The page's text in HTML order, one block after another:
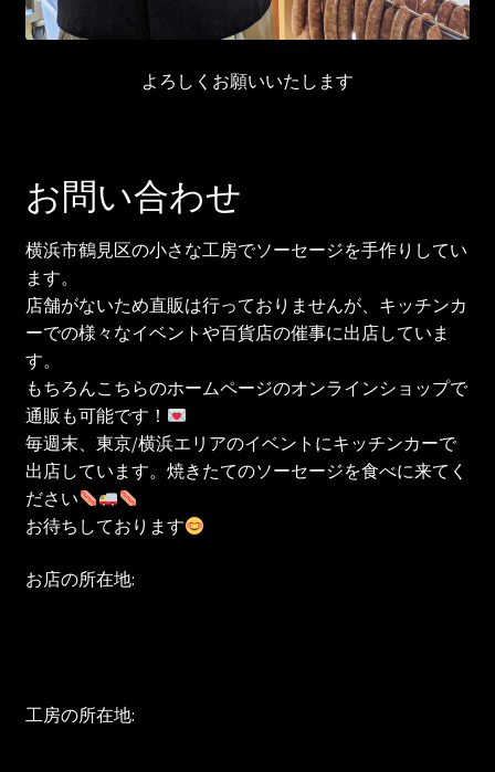
よろしくお願いいたします
お問い合わせ
横浜市鶴見区の小さな工房でソーセージを手作りしてい
ます。
店舗がないため直販は行っておりませんが、キッチンカ
ーでの様々なイベントや百貨店の催事に出店していま
す。
もちろんこちらのホームページのオンラインショップで
通販も可能です！
毎週末、東京/横浜エリアのイベントにキッチンカーで
出店しています。焼きたてのソーセージを食べに来てく
ださい
お待ちしております
お店の所在地:
工房の所在地: